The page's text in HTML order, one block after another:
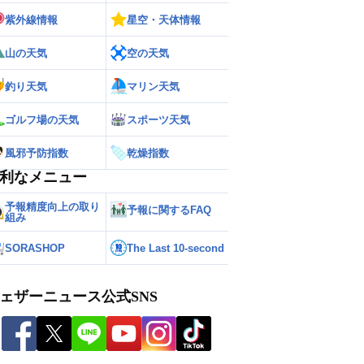
紫外線情報 星空・天体情報
山の天気 空の天気
釣り天気 マリン天気
ゴルフ場の天気 スポーツ天気
風邪予防指数 乾燥指数
なメニュー
予報精度向上の取り
組み
予報に関するFAQ
SORASHOP The Last 10-second
ザーニュース公式SNS